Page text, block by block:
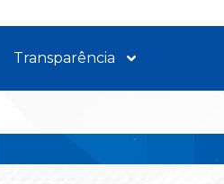
Transparência